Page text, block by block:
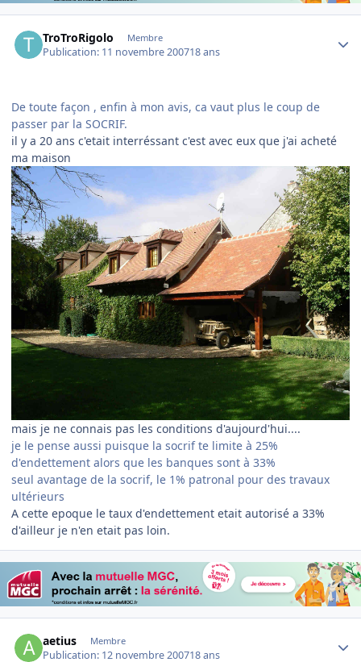
TroTroRigolo Membre
Publication: 11 novembre 200718 ans
De toute façon , enfin à mon avis, ca vaut plus le coup de
passer par la SOCRIF.
il y a 20 ans c'etait interréssant c'est avec eux que j'ai acheté
ma maison
mais je ne connais pas les conditions d'aujourd'hui....
je le pense aussi puisque la socrif te limite à 25%
d'endettement alors que les banques sont à 33%
seul avantage de la socrif, le 1% patronal pour des travaux
ultérieurs
A cette epoque le taux d'endettement etait autorisé a 33%
d'ailleur je n'en etait pas loin.
aetius Membre
Publication: 12 novembre 200718 ans